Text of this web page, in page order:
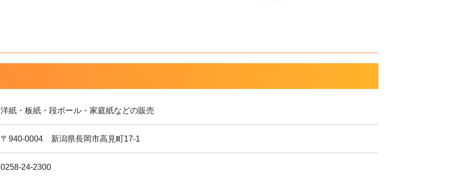
洋紙・板紙・段ボール・家庭紙などの販売
〒940-0004 新潟県長岡市高見町17-1
0258-24-2300